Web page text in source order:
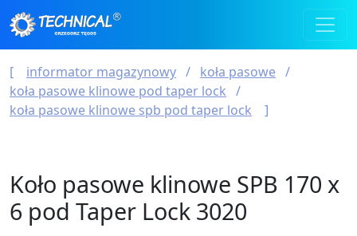
informator magazynowy
koła pasowe
koła pasowe klinowe pod taper lock
koła pasowe klinowe spb pod taper lock
Koło pasowe klinowe SPB 170 x
6 pod Taper Lock 3020